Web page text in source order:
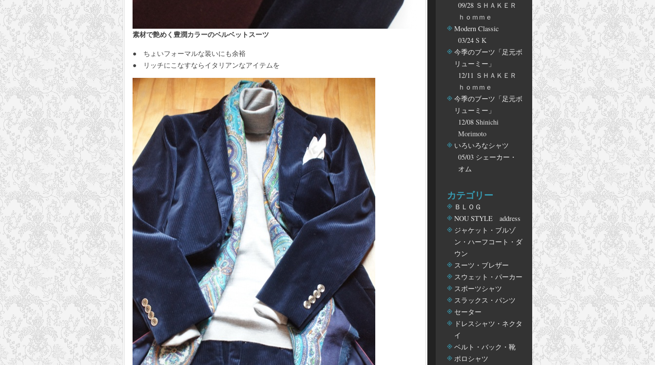
素材で艶めく豊潤カラーのベルベットスーツ
● ちょいフォーマルな装いにも余裕
● リッチにこなすならイタリアンなアイテムを
09/28 ＳＨＡＫＥＲ
ｈｏｍｍｅ
Modern Classic
03/24 S K
今季のブーツ「足元ボ
リューミー」
12/11 ＳＨＡＫＥＲ
ｈｏｍｍｅ
今季のブーツ「足元ボ
リューミー」
12/08 Shinichi
Morimoto
いろいろなシャツ
05/03 シェーカー・
オム
カテゴリー
ＢＬＯＧ
NOU STYLE address
ジャケット・ブルゾ
ン・ハーフコート・ダ
ウン
スーツ・ブレザー
スウェット・パーカー
スポーツシャツ
スラックス・パンツ
セーター
ドレスシャツ・ネクタ
イ
ベルト・バック・靴
ポロシャツ